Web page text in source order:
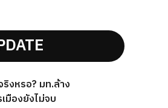
งหรอ? มท.ล้าง
มืองยังไม่จบ